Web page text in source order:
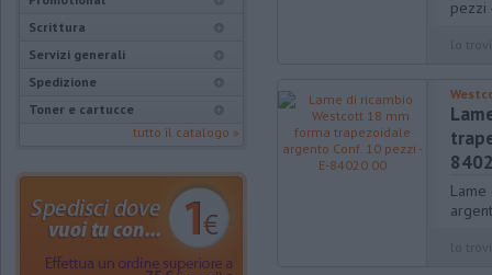
Scrittura
Servizi generali
Spedizione
Toner e cartucce
tutto il catalogo »
pezzi